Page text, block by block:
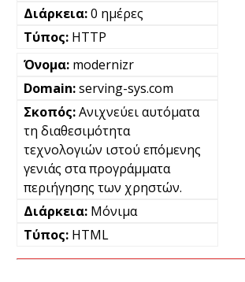
0 ημέρες
HTTP
modernizr
serving-sys.com
Ανιχνεύει αυτόματα
τη διαθεσιμότητα
τεχνολογιών ιστού επόμενης
γενιάς στα προγράμματα
περιήγησης των χρηστών.
Μόνιμα
HTML